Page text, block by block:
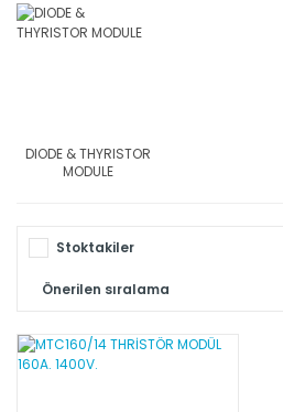
DIODE & THYRISTOR
MODULE
Stoktakiler